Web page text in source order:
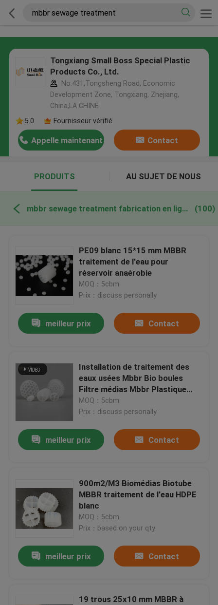
Tongxiang Small Boss Special Plastic
Products Co., Ltd.
No.431,Tongsheng Road, Economic
Development Zone, Tongxiang, Zhejiang,
China,LA CHINE
5.0
Fournisseur vérifié
Appelle maintenant Contact
PRODUITS AU SUJET DE NOUS
mbbr sewage treatment fabrication en ligne (100)
PE09 blanc 15*15 mm MBBR
traitement de l'eau pour
réservoir anaérobie
MOQ：5cbm
Prix：discuss personally
meilleur prix Contact
Installation de traitement des
eaux usées Mbbr Bio boules
Filtre médias Mbbr Plastique
porte-eau Mbbr
MOQ：5cbm
Prix：discuss personally
meilleur prix Contact
900m2/M3 Biomédias Biotube
MBBR traitement de l'eau HDPE
blanc
MOQ：5cbm
Prix：based on your qty
meilleur prix Contact
19 trous 25x10 mm MBBR à